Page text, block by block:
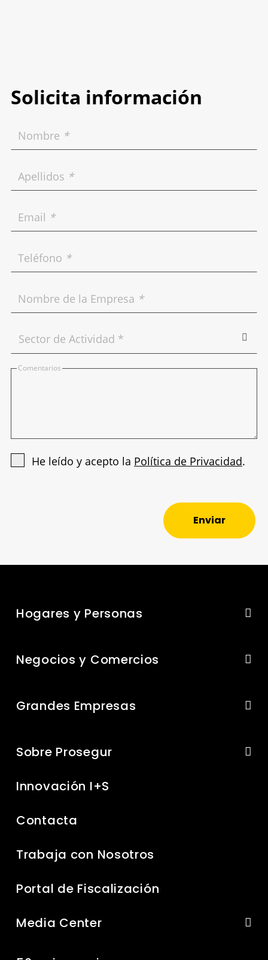
Solicita información
Nombre *
Apellidos *
Email *
Teléfono *
Nombre de la Empresa *
Comentarios
He leído y acepto la Política de Privacidad.
Enviar
Hogares y Personas
Negocios y Comercios
Grandes Empresas
Sobre Prosegur
Innovación I+S
Contacta
Trabaja con Nosotros
Portal de Fiscalización
Media Center